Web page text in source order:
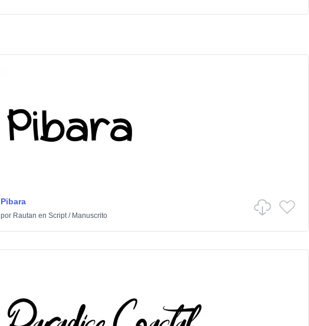
Pibara
por Rautan en Script/ Manuscrito